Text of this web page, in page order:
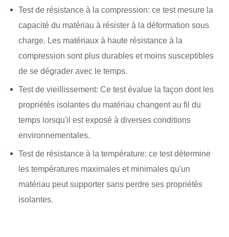
Test de résistance à la compression: ce test mesure la
capacité du matériau à résister à la déformation sous
charge. Les matériaux à haute résistance à la
compression sont plus durables et moins susceptibles
de se dégrader avec le temps.
Test de vieillissement: Ce test évalue la façon dont les
propriétés isolantes du matériau changent au fil du
temps lorsqu'il est exposé à diverses conditions
environnementales.
Test de résistance à la température: ce test détermine
les températures maximales et minimales qu'un
matériau peut supporter sans perdre ses propriétés
isolantes.